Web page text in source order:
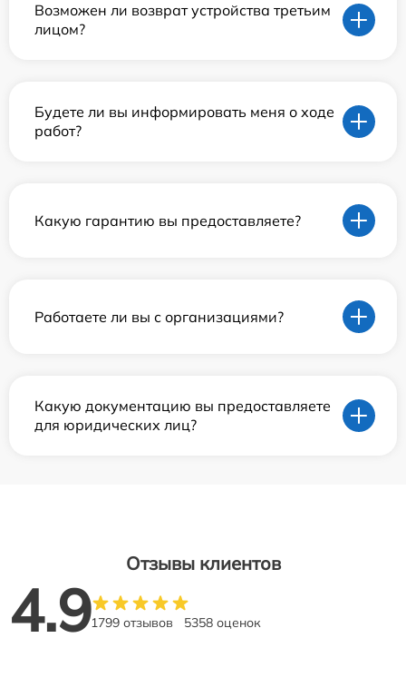
Возможен ли возврат устройства третьим
лицом?
Будете ли вы информировать меня о ходе
работ?
Какую гарантию вы предоставляете?
Работаете ли вы с организациями?
Какую документацию вы предоставляете
для юридических лиц?
Отзывы клиентов
4.91799 отзывов 5358 оценок